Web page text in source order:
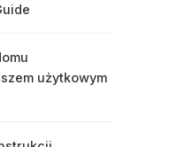
użytkowym